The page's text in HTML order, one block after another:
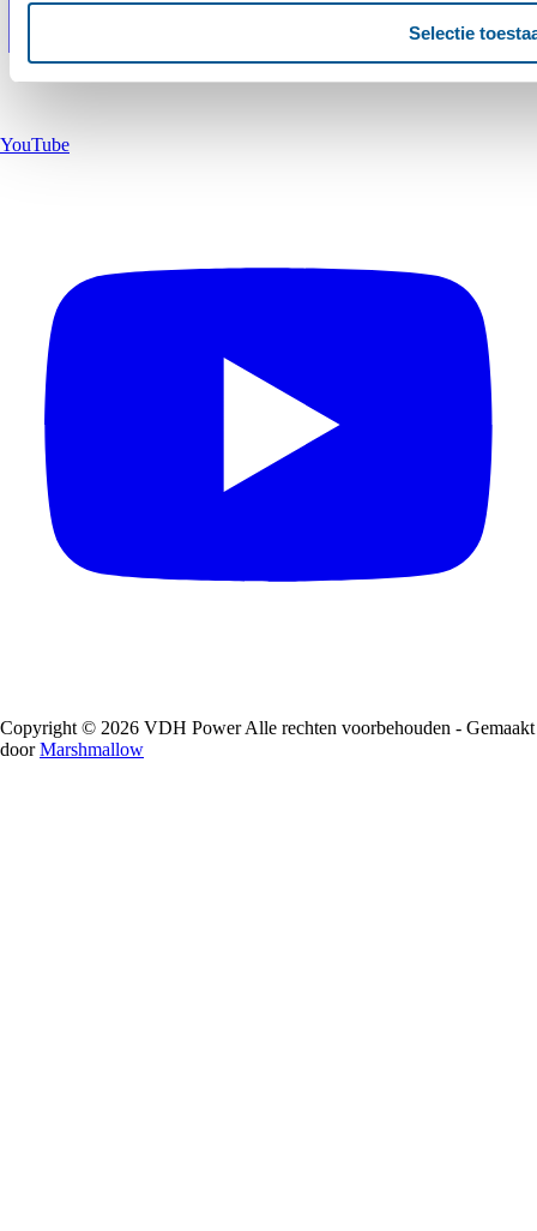
Selectie
YouTube
Copyright © 2026 VDH Power Alle rechten voorbehouden - Gemaakt
doorMarshmallow